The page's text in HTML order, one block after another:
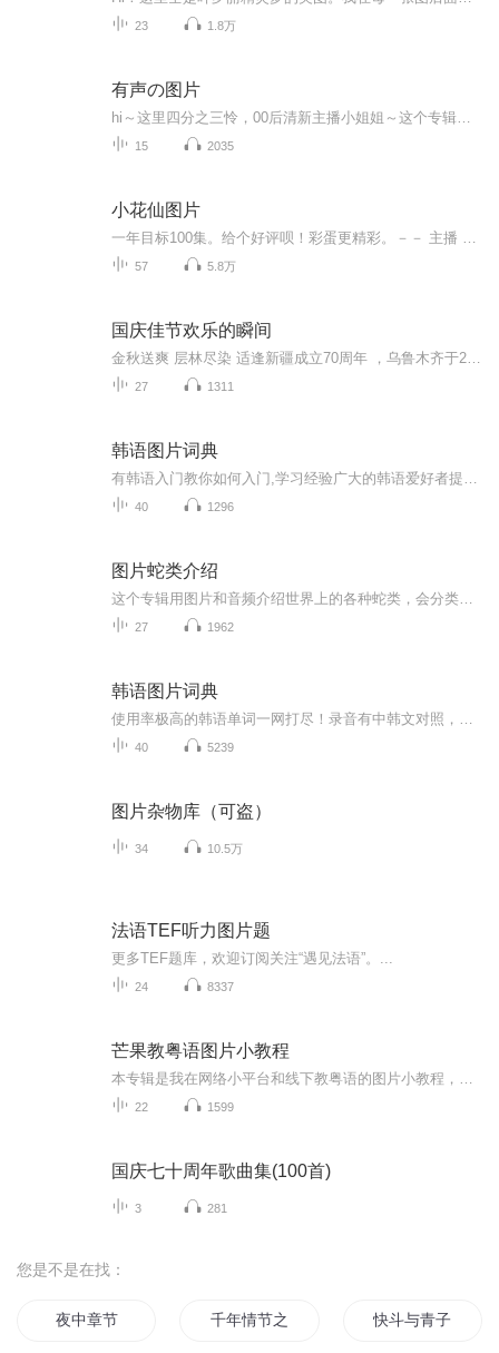
23 1.8万
有声の图片
15 2035
小花仙图片
57 5.8万
国庆佳节欢乐的瞬间
27 1311
韩语图片词典
40 1296
图片蛇类介绍
27 1962
韩语图片词典
40 5239
图片杂物库（可盗）
34 10.5万
法语TEF听力图片题
更多TEF题库，欢迎订阅关注“遇见法语”。...
24 8337
芒果教粤语图片小教程
22 1599
国庆七十周年歌曲集(100首)
3 281
您是不是在找：
夜中章节 千年情节之三生三世 快斗与青子的情